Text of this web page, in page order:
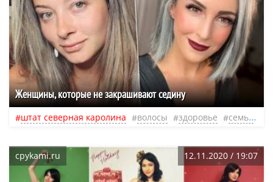
Женщины, которые не закрашивают седину
штат северная каролина волосы здоровье семья
cpykami.ru 12.11.2020 / 19:07